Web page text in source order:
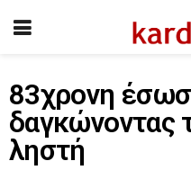
83χρονη
δαγκώνοντας
ληστή